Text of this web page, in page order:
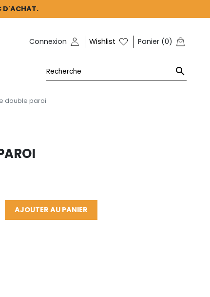
D'ACHAT.
Connexion Wishlist Panier (0)

double paroi
AJOUTER AU PANIER